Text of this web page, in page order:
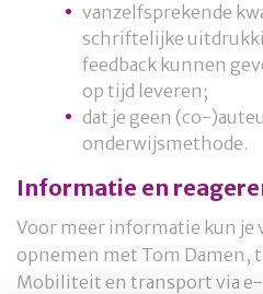
vanzelfsprekende
schriftelijke
feedback kunnen
op tijd leveren;
dat je geen (co-
onderwijsmethode.
Informatie en
Voor meer informatie kun je
opnemen met Tom Damen,
Mobiliteit en transport via e-